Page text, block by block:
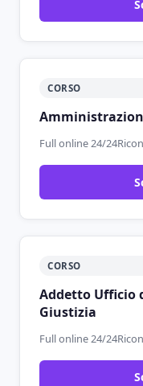
CORSO
Full online 24/24
CORSO
Addetto Ufficio
Giustizia
Full online 24/24